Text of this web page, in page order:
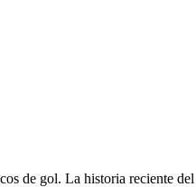
de gol. La historia reciente